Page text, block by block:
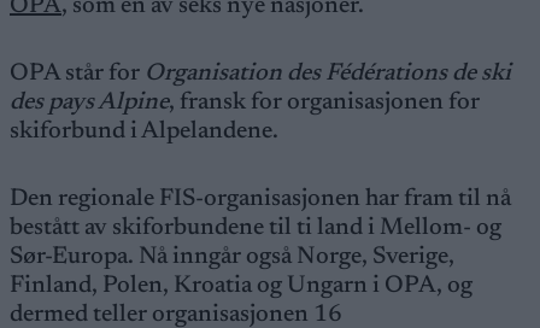
OPA, som en av seks nye nasjoner.
OPA står for Organisation des Fédérations de ski
des pays Alpine, fransk for organisasjonen for
skiforbund i Alpelandene.
Den regionale FIS-organisasjonen har fram til nå
bestått av skiforbundene til ti land i Mellom- og
Sør-Europa. Nå inngår også Norge, Sverige,
Finland, Polen, Kroatia og Ungarn i OPA, og
dermed teller organisasjonen 16